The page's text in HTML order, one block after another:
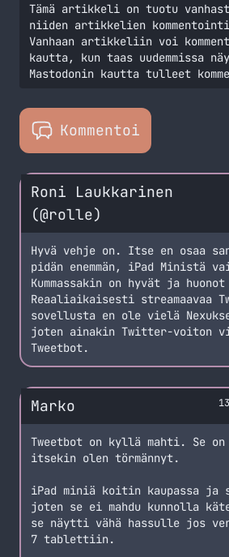
Tämä artikkeli on tuotu
niiden artikkelien
Vanhaan artikkeliin voi
kautta, kun taas uudemmissa
Mastodonin kautta tulleet
Kommentoi
Roni Laukkarinen
(@rolle)
Hyvä vehje on. Itse en osaa
pidän enemmän, iPad Ministä
Kummassakin on hyvät ja
Reaaliaikaisesti streamaavaa
sovellusta en ole vielä
joten ainakin Twitter-voiton
Tweetbot.
Marko
Tweetbot on kyllä mahti. Se
itsekin olen törmännyt.
iPad miniä koitin kaupassa ja
joten se ei mahdu kunnolla
se näytti vähä hassulle jos
7 tablettiin.